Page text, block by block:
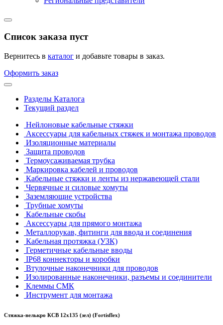
Список заказа пуст
Вернитесь в каталог и добавьте товары в заказ.
Оформить заказ
Разделы Каталога
Текущий раздел
Нейлоновые кабельные стяжки
Аксессуары для кабельных стяжек и монтажа проводов
Изоляционные материалы
Защита проводов
Термоусаживаемая трубка
Маркировка кабелей и проводов
Кабельные стяжки и ленты из нержавеющей стали
Червячные и силовые хомуты
Заземляющие устройства
Трубные хомуты
Кабельные скобы
Аксессуары для прямого монтажа
Металлорукав, фитинги для ввода и соединения
Кабельная протяжка (УЗК)
Герметичные кабельные вводы
IP68 коннекторы и коробки
Втулочные наконечники для проводов
Изолированные наконечники, разъемы и соединители
Клеммы СМК
Инструмент для монтажа
Стяжка-велькро КСВ 12х135 (зел) (Fortisflex)